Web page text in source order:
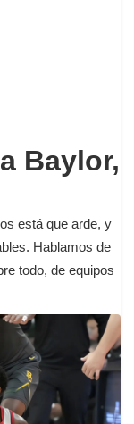
Baylor,
está que arde, y
Hablamos de
todo, de equipos